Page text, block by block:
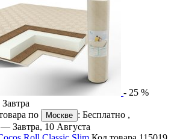
- 25 %
Завтра
по
Москве : Бесплатно ,
— Завтра, 10 Августа